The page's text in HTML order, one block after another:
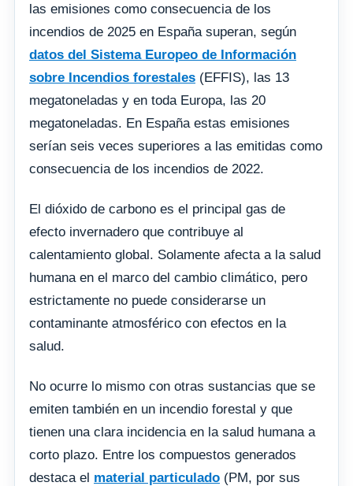
las emisiones como consecuencia de los
incendios de 2025 en España superan, según
datos del Sistema Europeo de Información
sobre Incendios forestales (EFFIS), las 13
megatoneladas y en toda Europa, las 20
megatoneladas. En España estas emisiones
serían seis veces superiores a las emitidas como
consecuencia de los incendios de 2022.
El dióxido de carbono es el principal gas de
efecto invernadero que contribuye al
calentamiento global. Solamente afecta a la salud
humana en el marco del cambio climático, pero
estrictamente no puede considerarse un
contaminante atmosférico con efectos en la
salud.
No ocurre lo mismo con otras sustancias que se
emiten también en un incendio forestal y que
tienen una clara incidencia en la salud humana a
corto plazo. Entre los compuestos generados
destaca el material particulado (PM, por sus